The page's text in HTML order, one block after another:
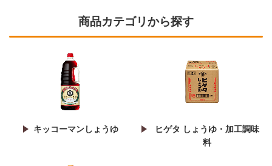
商品カテゴリから探す
キッコーマンしょうゆ
ヒゲタ しょうゆ・加工調味
料